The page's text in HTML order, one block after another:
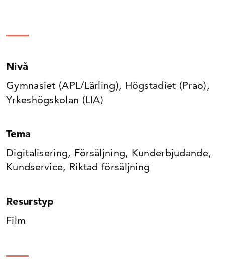
Nivå
Gymnasiet (APL/Lärling), Högstadiet (Prao),
Yrkeshögskolan (LIA)
Tema
Digitalisering, Försäljning, Kunderbjudande,
Kundservice, Riktad försäljning
Resurstyp
Film